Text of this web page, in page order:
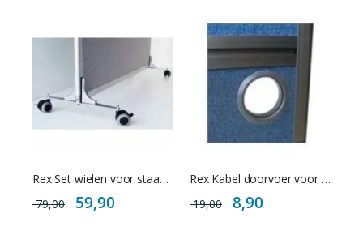
Rex Set wielen voor staande scheidingswand
79,00
Special
Price
59,90
Rex Kabel doorvoer voor scheidingswand
19,00
Special
Price
8,90